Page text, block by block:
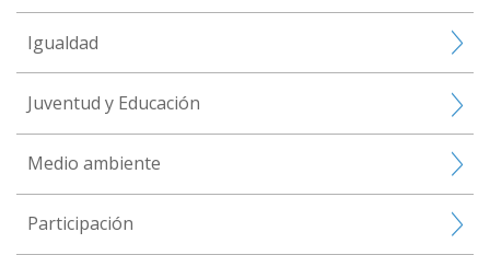
Igualdad
Juventud y Educación
Medio ambiente
Participación